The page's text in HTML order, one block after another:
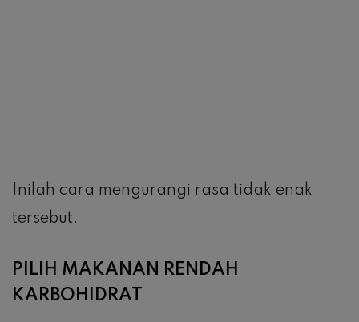
Inilah cara mengurangi rasa tidak enak
tersebut.
PILIH MAKANAN RENDAH
KARBOHIDRAT